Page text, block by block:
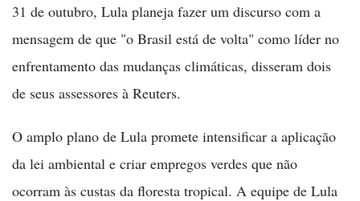
31 de outubro, Lula planeja fazer um discurso com a
mensagem de que "o Brasil está de volta" como líder no
enfrentamento das mudanças climáticas, disseram dois
de seus assessores à Reuters.
O amplo plano de Lula promete intensificar a aplicação
da lei ambiental e criar empregos verdes que não
ocorram às custas da floresta tropical. A equipe de Lula